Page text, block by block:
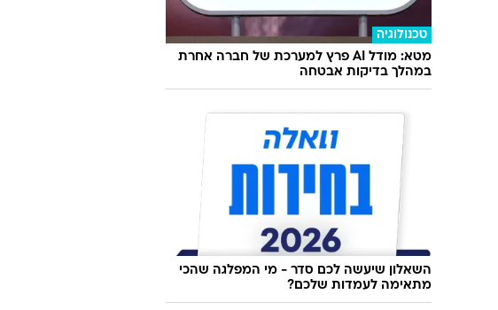
טכנולוגיה
מטא: מודל AI פרץ למערכת של חברה אחרת
במהלך בדיקות אבטחה
השאלון שיעשה לכם סדר - מי המפלגה שהכי
מתאימה לעמדות שלכם?